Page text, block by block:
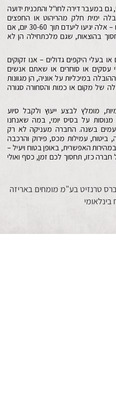
במעבר דירה לחו"ל והתכנית ידועה
ימית חלק מהריהוט או החפצים
האישיים, אשר לא נדרשים ביומיום – אלה יגיעו ליעדם תוך 30-60 יום, אם
בהוצאות, שגם מלכתחילה הן לא
בעלי היקפים גדולים – אנו זקוקים
עסקים או סוחרים או שאתם אנשים
במיכליות על אוניה, הן מגוונות
של מקום או כמות והסחורה סגורה
מומלץ לבצע ייעוץ ולקבל סיוע
על בסיס יומי, במה שאנחנו
בשנה. החברה מעניקה לא רק
ביטוח, עמילות מכס, פירוק והרכבה
האפשרית, באופן בטוח ויעיל –
כזו, תחסוך לכם זמן, כסף ואולי